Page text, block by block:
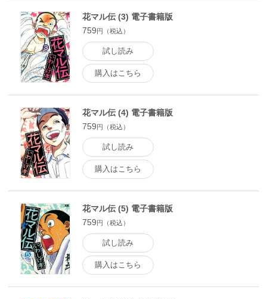
花マル伝 (3) 電子書籍版
759円（税込）
試し読み
購入はこちら
花マル伝 (4) 電子書籍版
759円（税込）
試し読み
購入はこちら
花マル伝 (5) 電子書籍版
759円（税込）
試し読み
購入はこちら